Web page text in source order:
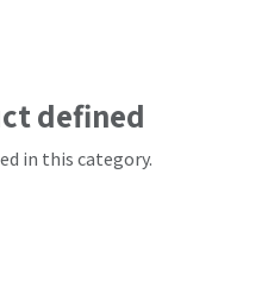
defined
in this category.